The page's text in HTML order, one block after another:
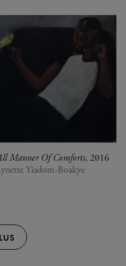
Manner Of Comforts, 2016
Yiadom-Boakye